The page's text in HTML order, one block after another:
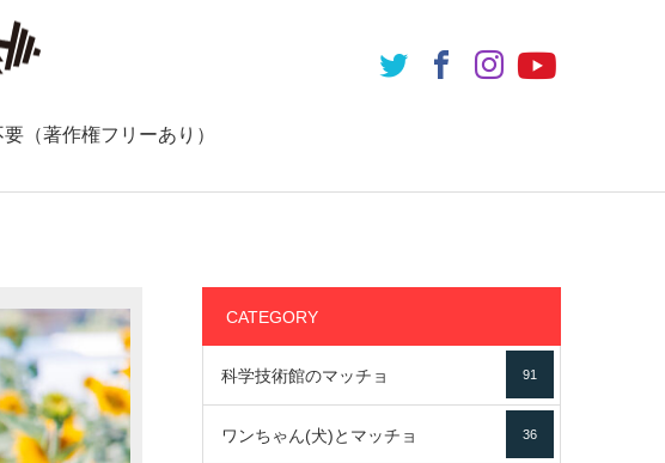
（著作権フリーあり）
CATEGORY
科学技術館のマッチョ 91
ワンちゃん(犬)とマッチョ 36